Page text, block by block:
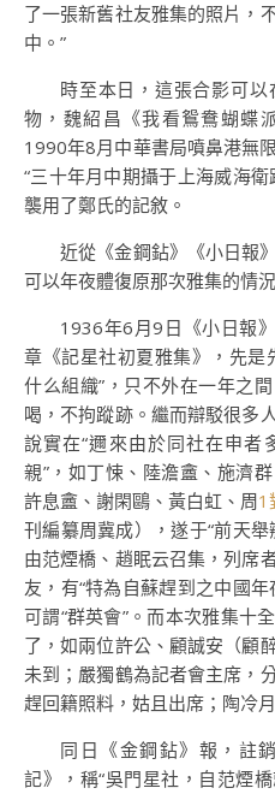
了一張新舊社友雅集的照片，
中。”
時至本日，這張合影可
物，魏紹昌《我看鴛鴦蝴蝶
1990年8月中華書局噴鼻港無
“三十年月中期攝于上海威海
襲用了鄭氏的記敘。
近從《金鋼鉆》《小日報
可以年夜體復原那次雅集的情況
1936年6月9日《小日報
章《記星社初夏雅集》，先是
什么組織”，只不外在一年之
喝，不拘蹤跡。繼而辯駁很多
說實在“邇來由於同社在申者
親”，如丁悚、陸澹盦、施濟
許息盦、謝閑鷗、黃白虹、周1
刊編纂周冀成），遂于“前天
由范煙橋、趙眠云召集，列席
友，有“特為自蘇趕到之中國
可謂“群英會”。而本次雅集十
了，如兩位許公、顧誠安（顧
未到；嚴獨鶴為記者會主席，
趕回籍照料，姑且出席；陶冷
同日《金鋼鉆》報，註
記》，稱“吳門星社，自范煙